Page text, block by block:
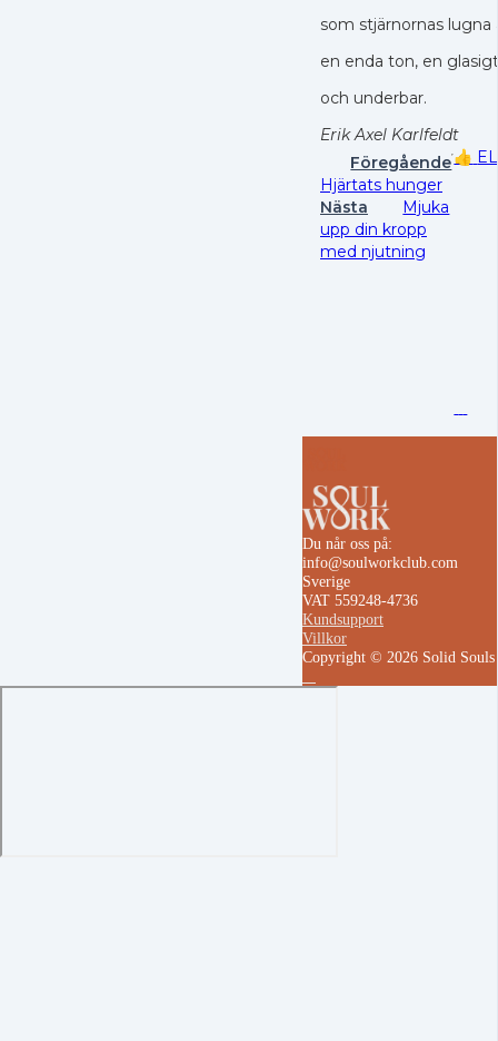
som stjärnornas lugna
en enda ton, en
och underbar.
Erik Axel Karlfeldt
Föregående
Hjärtats hunger
Nästa
Mjuka
upp din kropp
med njutning
👍 EL
Du når oss på:
info@soulworkclub.com
Sverige
VAT 559248-4736
Kundsupport
Villkor
Copyright © 2026 Solid